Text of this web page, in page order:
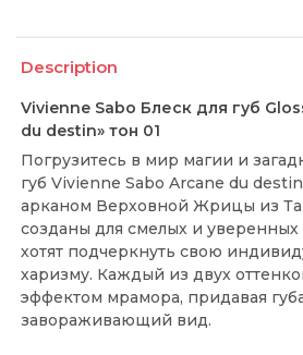
Description
Vivienne Sabo Блеск для губ
du destin» тон 01
Погрузитесь в мир магии и
губ Vivienne Sabo Arcane du
арканом Верховной Жрицы из
созданы для смелых и
хотят подчеркнуть свою
харизму. Каждый из двух
эффектом мрамора, придавая
завораживающий вид.